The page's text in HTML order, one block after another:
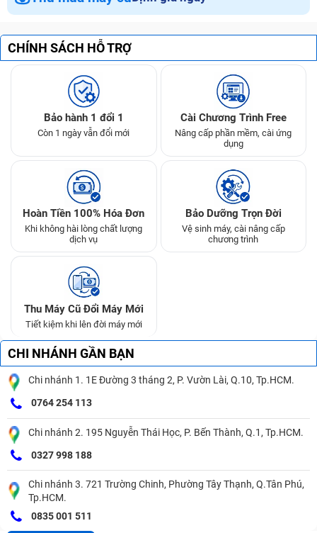
CHÍNH SÁCH HỖ TRỢ
Bảo hành 1 đổi 1
Còn 1 ngày vẫn đổi mới
Cài Chương Trình Free
Nâng cấp phần mềm, cài ứng
dụng
Hoàn Tiền 100% Hóa Đơn
Khi không hài lòng chất lượng
dịch vụ
Bảo Dưỡng Trọn Đời
Vệ sinh máy, cài nâng cấp
chương trình
Thu Máy Cũ Đổi Máy Mới
Tiết kiệm khi lên đời máy mới
CHI NHÁNH GẦN BẠN
Chi nhánh 1. 1E Đường 3 tháng 2, P. Vườn Lài, Q.10, Tp.HCM.
0764 254 113
Chi nhánh 2. 195 Nguyễn Thái Học, P. Bến Thành, Q.1, Tp.HCM.
0327 998 188
Chi nhánh 3. 721 Trường Chinh, Phường Tây Thạnh, Q.Tân Phú,
Tp.HCM.
0835 001 511